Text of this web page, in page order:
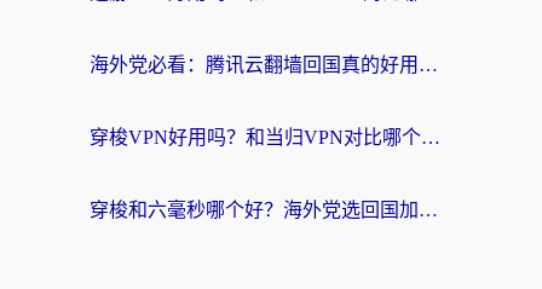
海外党必看：腾讯云翻墙回国真的好用吗？+ 3步选对回国加速器指南
穿梭VPN好用吗？和当归VPN对比哪个回国效果更好？海外党亲测实用指南
穿梭和六毫秒哪个好？海外党选回国加速器的避坑指南，附番茄加速器实测